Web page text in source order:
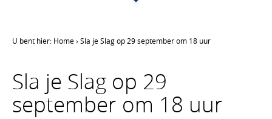
U bent hier: Home› Sla je Slag op 29 september om 18 uur
Sla je Slag op 29
september om 18 uur